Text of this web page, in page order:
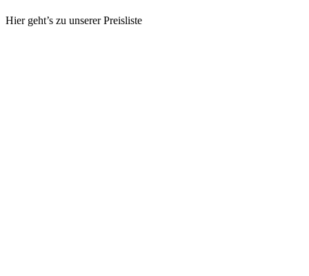
Hier geht’s zu unserer Preisliste